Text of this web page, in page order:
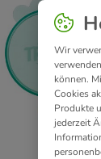
Wir
können.
Cookies
Produkte
jederzeit